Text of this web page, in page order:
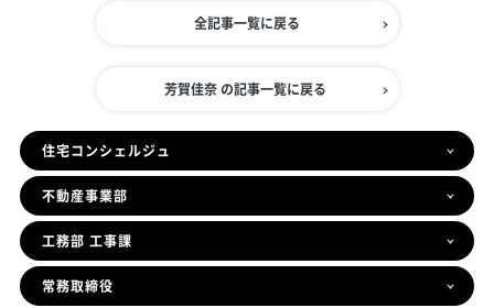
全記事一覧に戻る
芳賀佳奈 の記事一覧に戻る
住宅コンシェルジュ
不動産事業部
工務部 工事課
常務取締役